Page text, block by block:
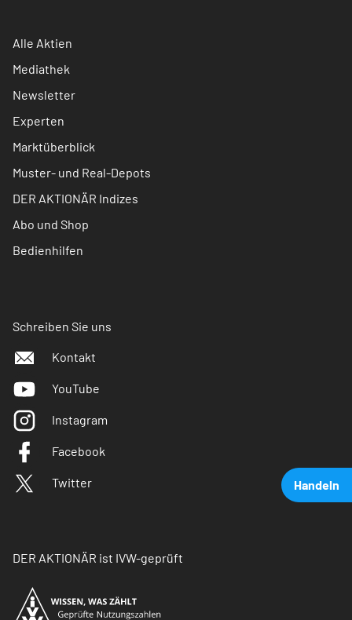
Handeln
Alle Aktien
Mediathek
Newsletter
Experten
Marktüberblick
Muster- und Real-Depots
DER AKTIONÄR Indizes
Abo und Shop
Bedienhilfen
Schreiben Sie uns
Kontakt
YouTube
Instagram
Facebook
Twitter
DER AKTIONÄR ist IVW-geprüft